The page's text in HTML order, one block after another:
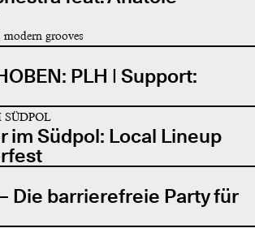
grooves
PLH | Support:
im Südpol: Local Lineup
Die barrierefreie Party für